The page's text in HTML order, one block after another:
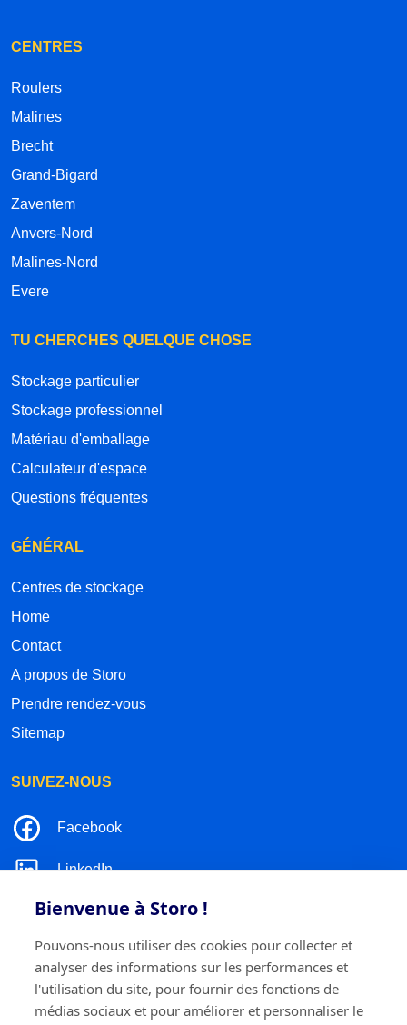
Bienvenue à Storo !
Pouvons-nous utiliser des cookies pour collecter et
analyser des informations sur les performances et
l'utilisation du site, pour fournir des fonctions de
médias sociaux et pour améliorer et personnaliser le
CENTRES
Roulers
Malines
Brecht
Grand-Bigard
Zaventem
Anvers-Nord
Malines-Nord
Evere
TU CHERCHES QUELQUE CHOSE
Stockage particulier
Stockage professionnel
Matériau d'emballage
Calculateur d'espace
Questions fréquentes
GÉNÉRAL
Centres de stockage
Home
Contact
A propos de Storo
Prendre rendez-vous
Sitemap
SUIVEZ-NOUS
Facebook
LinkedIn
Instagram
TikTok